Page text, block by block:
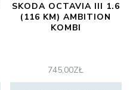
SKODA OCTAVIA III 1.6
(116 KM) AMBITION
KOMBI
745,00ZŁ